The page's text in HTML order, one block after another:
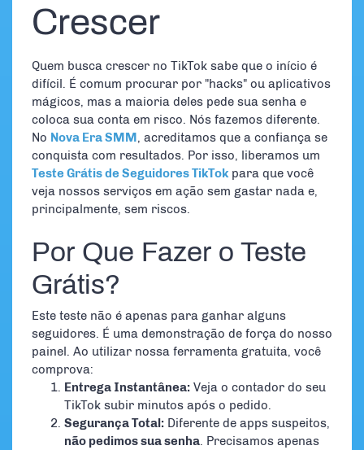
Crescer
Quem busca crescer no TikTok sabe que o início é
difícil. É comum procurar por "hacks" ou aplicativos
mágicos, mas a maioria deles pede sua senha e
coloca sua conta em risco. Nós fazemos diferente.
No Nova Era SMM, acreditamos que a confiança se
conquista com resultados. Por isso, liberamos um
Teste Grátis de Seguidores TikTokpara que você
veja nossos serviços em ação sem gastar nada e,
principalmente, sem riscos.
Por Que Fazer o Teste
Grátis?
Este teste não é apenas para ganhar alguns
seguidores. É uma demonstração de força do nosso
painel. Ao utilizar nossa ferramenta gratuita, você
comprova:
Entrega Instantânea: Veja o contador do seu
TikTok subir minutos após o pedido.
Segurança Total: Diferente de apps suspeitos,
não pedimos sua senha. Precisamos apenas